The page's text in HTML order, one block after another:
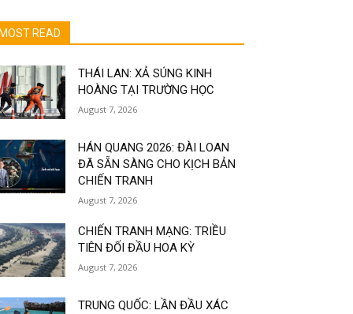
MOST READ
THÁI LAN: XẢ SÚNG KINH
HOÀNG TẠI TRƯỜNG HỌC
August 7, 2026
HÁN QUANG 2026: ĐÀI LOAN
ĐÃ SẴN SÀNG CHO KỊCH BẢN
CHIẾN TRANH
August 7, 2026
CHIẾN TRANH MẠNG: TRIỀU
TIÊN ĐỐI ĐẦU HOA KỲ
August 7, 2026
TRUNG QUỐC: LẦN ĐẦU XÁC